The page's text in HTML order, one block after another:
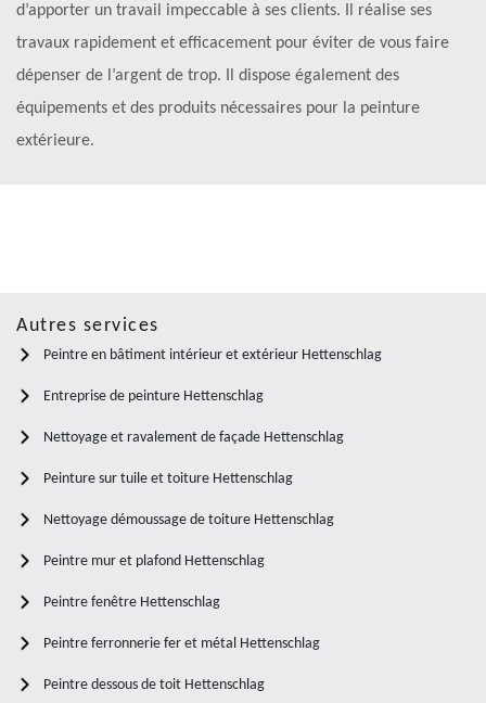
d’apporter un travail impeccable à ses clients. Il réalise ses
travaux rapidement et efficacement pour éviter de vous faire
dépenser de l’argent de trop. Il dispose également des
équipements et des produits nécessaires pour la peinture
extérieure.
Autres services
Peintre en bâtiment intérieur et extérieur Hettenschlag
Entreprise de peinture Hettenschlag
Nettoyage et ravalement de façade Hettenschlag
Peinture sur tuile et toiture Hettenschlag
Nettoyage démoussage de toiture Hettenschlag
Peintre mur et plafond Hettenschlag
Peintre fenêtre Hettenschlag
Peintre ferronnerie fer et métal Hettenschlag
Peintre dessous de toit Hettenschlag